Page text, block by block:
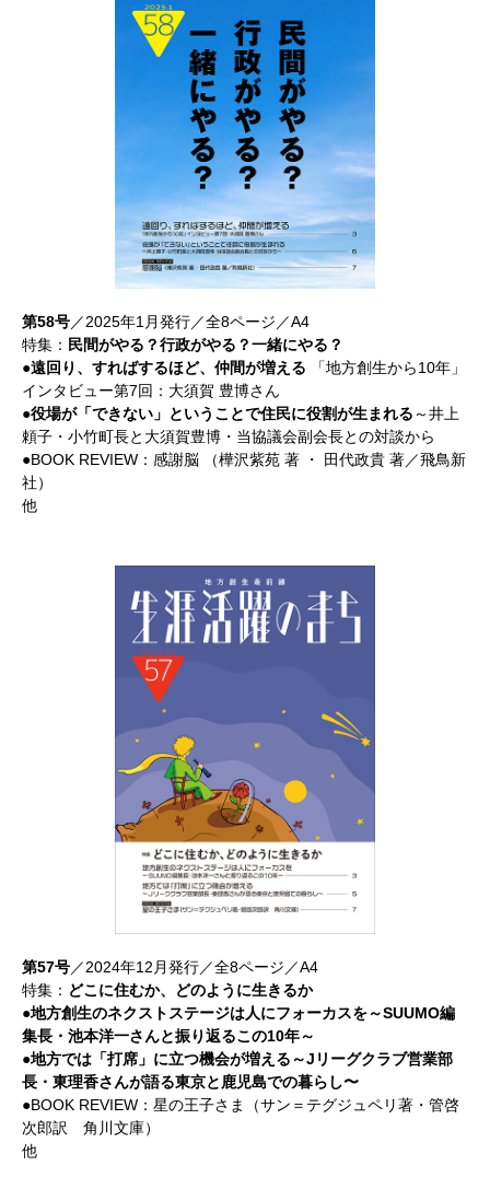
第58号／2025年1月発行／全8ページ／A4
特集： 民間がやる？行政がやる？一緒にやる？
●遠回り、すればするほど、仲間が増える
「地方創生から10年」
インタビュー第7回：大須賀 豊博さん
●役場が「できない」ということで住民に役割が生まれる ～井上
頼子・小竹町長と大須賀豊博・当協議会副会長との対談から
●BOOK REVIEW：感謝脳 （樺沢紫苑 著 ・ 田代政貴 著／飛鳥新
社）
他
第57号／2024年12月発行／全8ページ／A4
特集： どこに住むか、どのように生きるか
●地方創生のネクストステージは人にフォーカスを～SUUMO編
集長・池本洋一さんと振り返るこの10年～
●地方では「打席」に立つ機会が増える～Jリーグクラブ営業部
長・東理香さんが語る東京と鹿児島での暮らし〜
●BOOK REVIEW：星の王子さま（サン＝テグジュペリ著・管啓
次郎訳 角川文庫）
他